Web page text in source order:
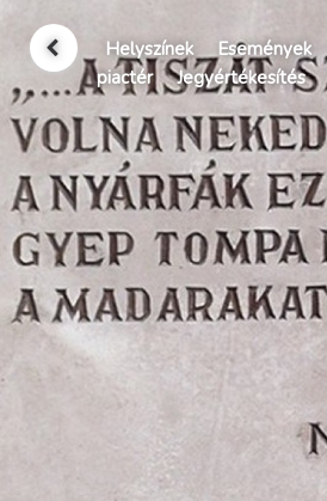
Helyszínek Események
piactér
Jegyértékesítés